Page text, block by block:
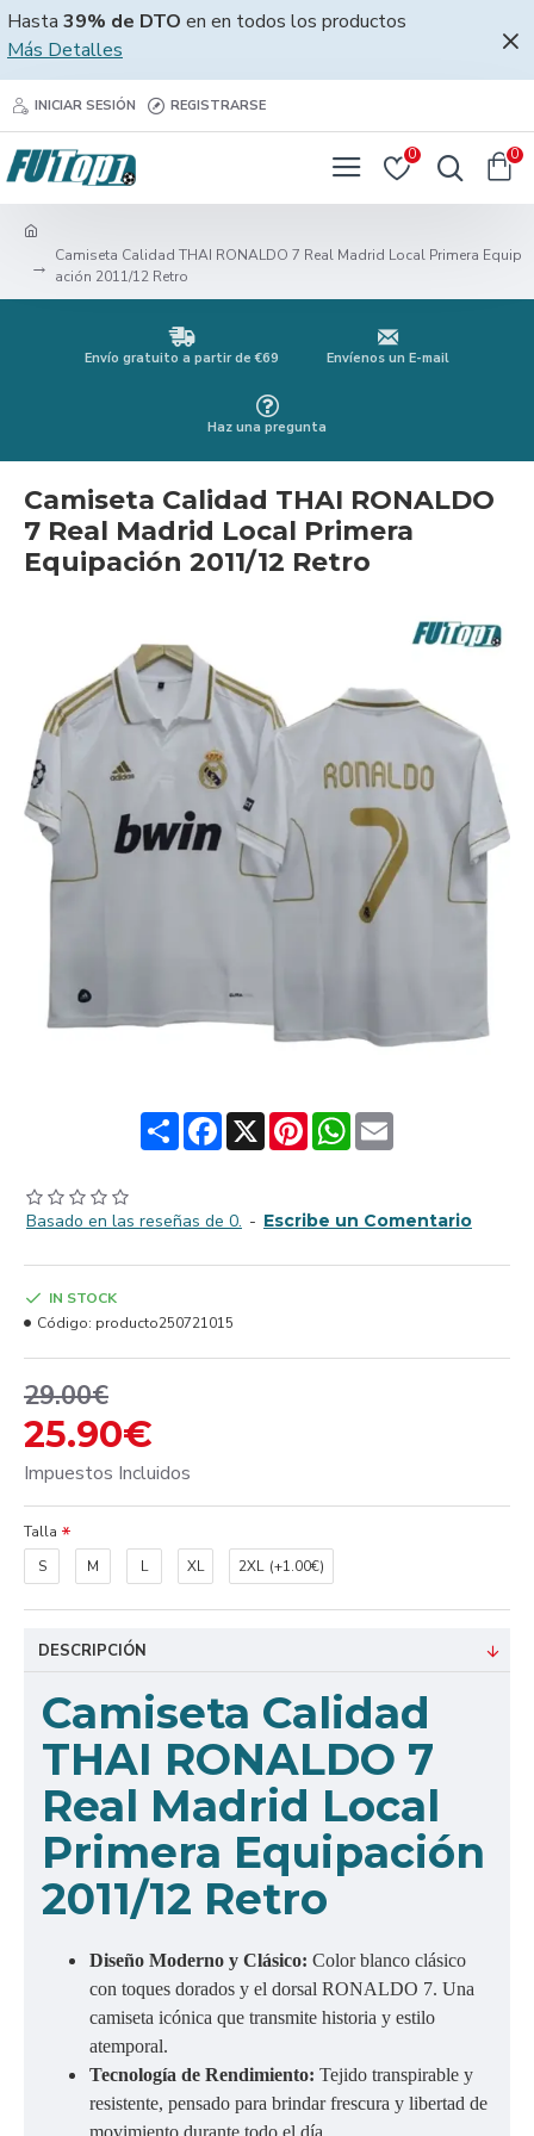
Hasta 39% de DTO en en todos los productos
Más Detalles
INICIAR SESIÓN REGISTRARSE
0 0
Camiseta Calidad THAI RONALDO 7 Real Madrid Local Primera Equip
ación 2011/12 Retro
Envío gratuito a partir de €69 Envíenos un E-mail
Haz una pregunta
Camiseta Calidad THAI RONALDO
7 Real Madrid Local Primera
Equipación 2011/12 Retro
ShareFacebook
X PinterestWhatsApp
Email
Basado en las reseñas de 0. - Escribe un Comentario
25.90€
29.00€
Impuestos Incluidos
IN STOCK
Código: producto250721015
Talla
S
M L XL 2XL (+1.00€)
DESCRIPCIÓN
Camiseta Calidad
THAI RONALDO 7
Real Madrid Local
Primera Equipación
2011/12 Retro
Diseño Moderno y Clásico: Color blanco clásico
con toques dorados y el dorsal RONALDO 7. Una
camiseta icónica que transmite historia y estilo
atemporal.
Tecnología de Rendimiento: Tejido transpirable y
resistente, pensado para brindar frescura y libertad de
movimiento durante todo el día.